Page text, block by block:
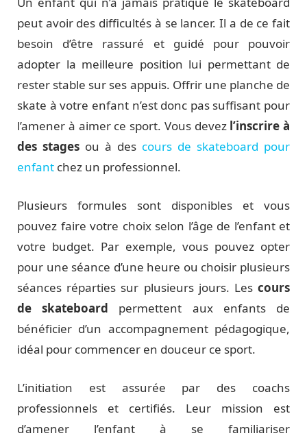
peut avoir des difficultés à se lancer. Il a de ce fait
besoin d’être rassuré et guidé pour pouvoir
adopter la meilleure position lui permettant de
rester stable sur ses appuis. Offrir une planche de
skate à votre enfant n’est donc pas suffisant pour
l’amener à aimer ce sport. Vous devez l’inscrire à
des stages ou à des cours de skateboard pour
enfant chez un professionnel.
Plusieurs formules sont disponibles et vous
pouvez faire votre choix selon l’âge de l’enfant et
votre budget. Par exemple, vous pouvez opter
pour une séance d’une heure ou choisir plusieurs
séances réparties sur plusieurs jours. Les cours
de skateboard permettent aux enfants de
bénéficier d’un accompagnement pédagogique,
idéal pour commencer en douceur ce sport.
L’initiation est assurée par des coachs
professionnels et certifiés. Leur mission est
d’amener l’enfant à se familiariser